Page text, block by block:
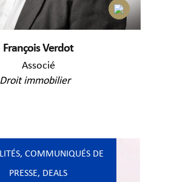
François Verdot
Associé
Droit immobilier
,COMMUNIQUÉS DE
PRESSE, DEALS